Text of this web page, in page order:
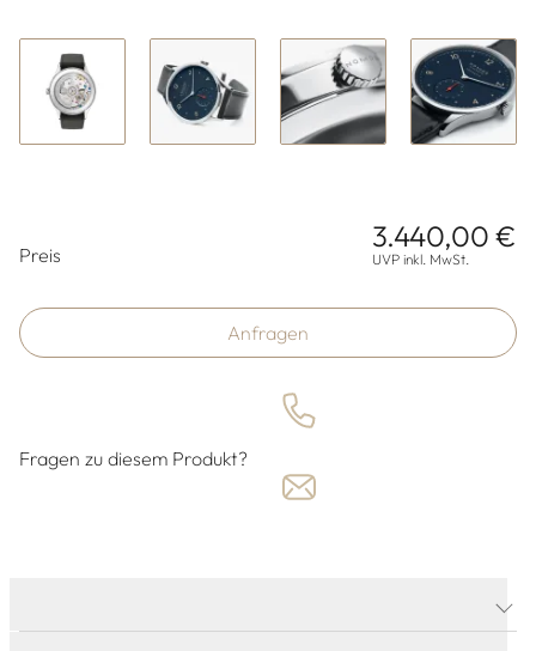
Preis
3.440,00 €
UVP inkl. MwSt.
Anfragen
Fragen zu diesem Produkt?